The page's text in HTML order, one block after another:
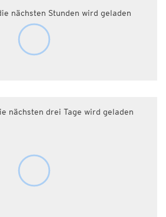
nächsten Stunden wird geladen
nächsten drei Tage wird geladen